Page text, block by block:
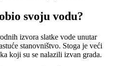
svoju vodu?
izvora slatke vode unutar
stanovništvo. Stoga je veći
koji su se nalazili izvan grada.